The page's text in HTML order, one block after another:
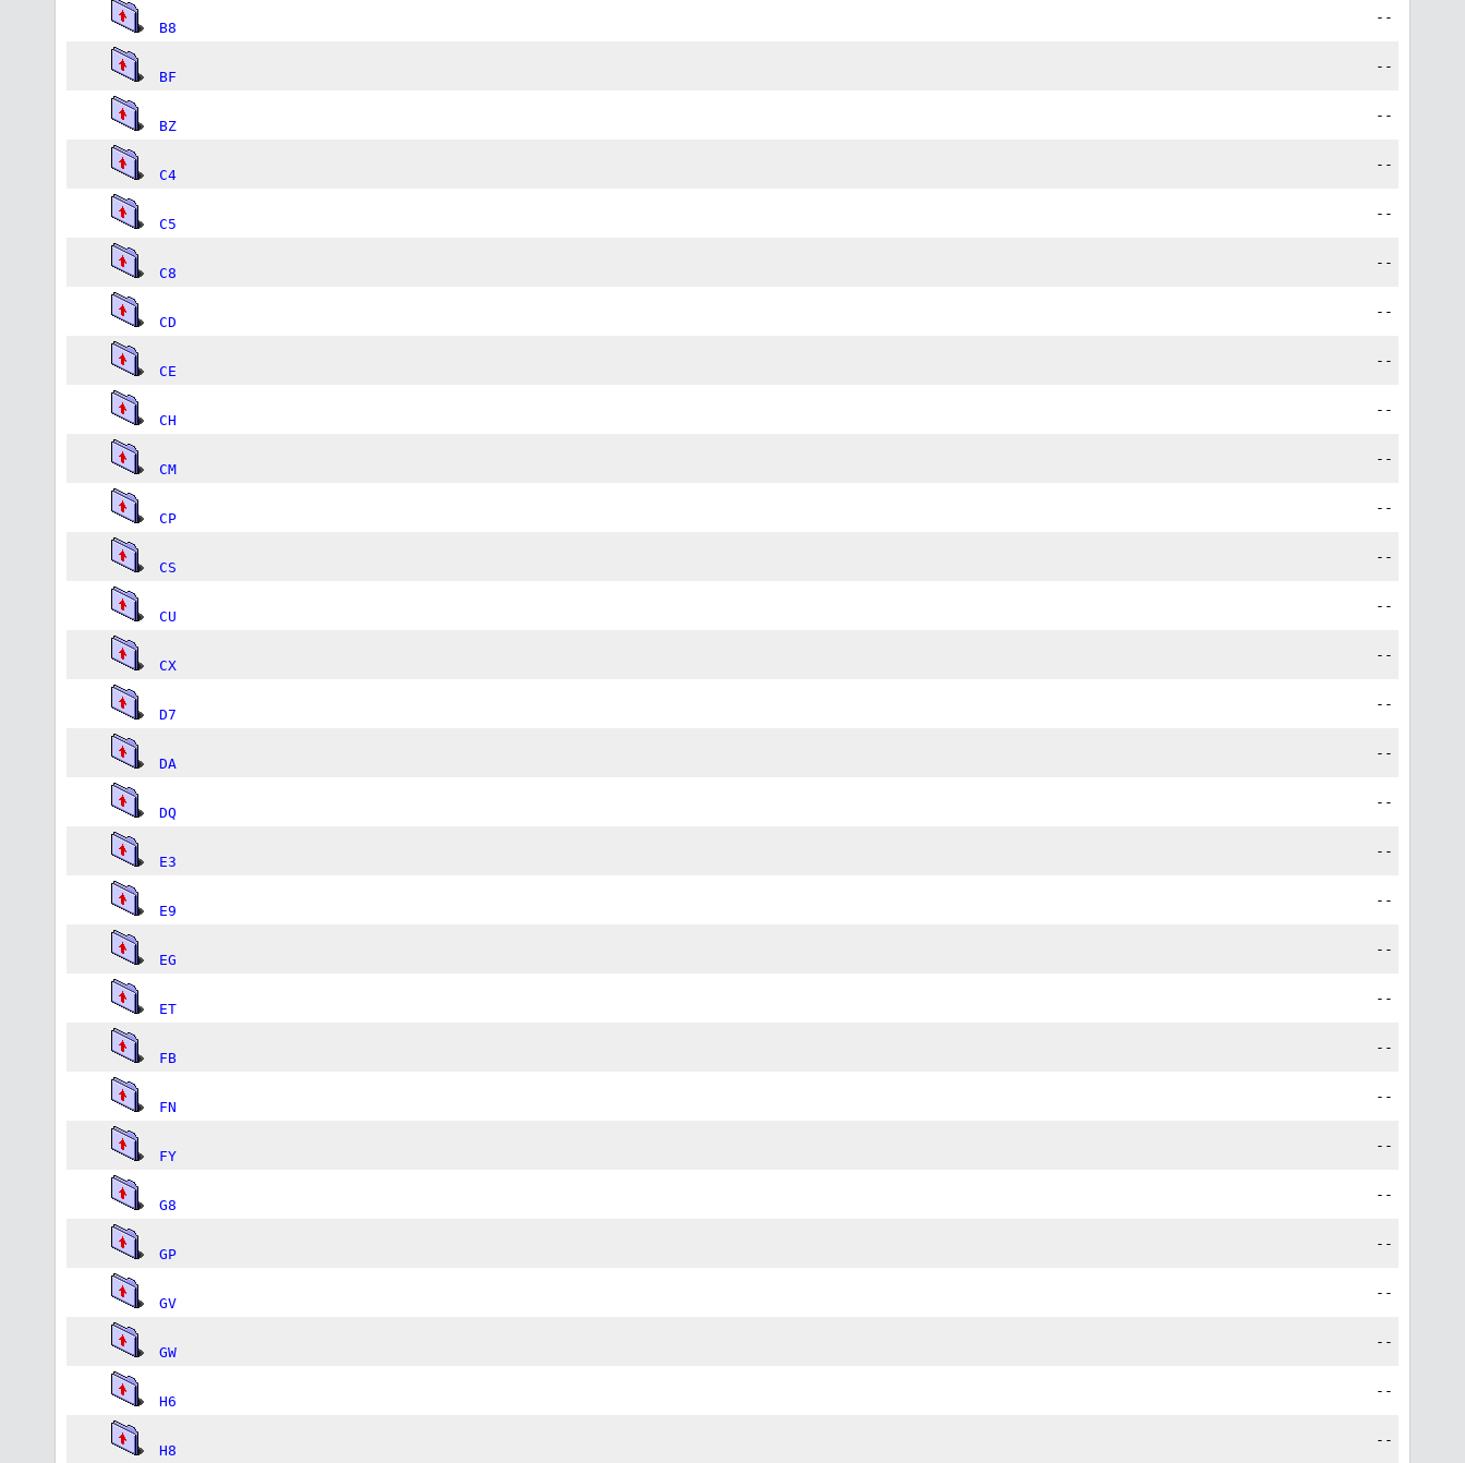
B8
--
BF
--
BZ
--
C4
--
C5
--
C8
--
CD
--
CE
--
CH
--
CM
--
CP
--
CS
--
CU
--
CX
--
D7
--
DA
--
DQ
--
E3
--
E9
--
EG
--
ET
--
FB
--
FN
--
FY
--
G8
--
GP
--
GV
--
GW
--
H6
--
H8
--